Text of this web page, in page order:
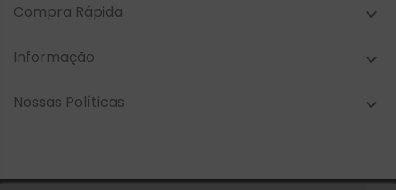
Compra Rápida 
Informação 
Nossas Políticas 